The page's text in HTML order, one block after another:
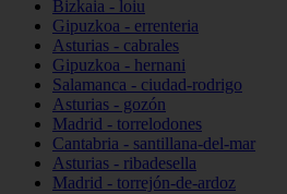
Bizkaia - loiu
Gipuzkoa - errenteria
Asturias - cabrales
Gipuzkoa - hernani
Salamanca - ciudad-rodrigo
Asturias - gozón
Madrid - torrelodones
Cantabria - santillana-del-mar
Asturias - ribadesella
Madrid - torrejón-de-ardoz